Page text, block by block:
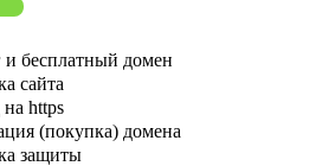
и бесплатный домен
сайта
https
(покупка) домена
защиты